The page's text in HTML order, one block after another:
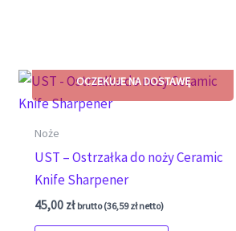
Noże
UST – Ostrzałka do noży Ceramic
Knife Sharpener
45,00 zł brutto (36,59złnetto)